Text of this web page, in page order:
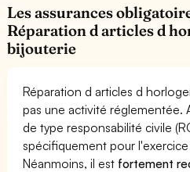
Les assurances
Réparation d articles d
bijouterie
Réparation d articles d
pas une activité réglementée.
de type responsabilité civile
spécifiquement pour
Néanmoins, il est fortement